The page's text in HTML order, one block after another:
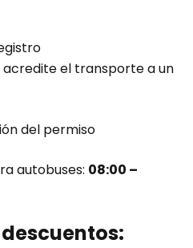
el transporte a un
del permiso
autobuses: 08:00 –